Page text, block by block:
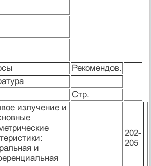
Рекомендов.
Стр.
излучение и
и
202-
205